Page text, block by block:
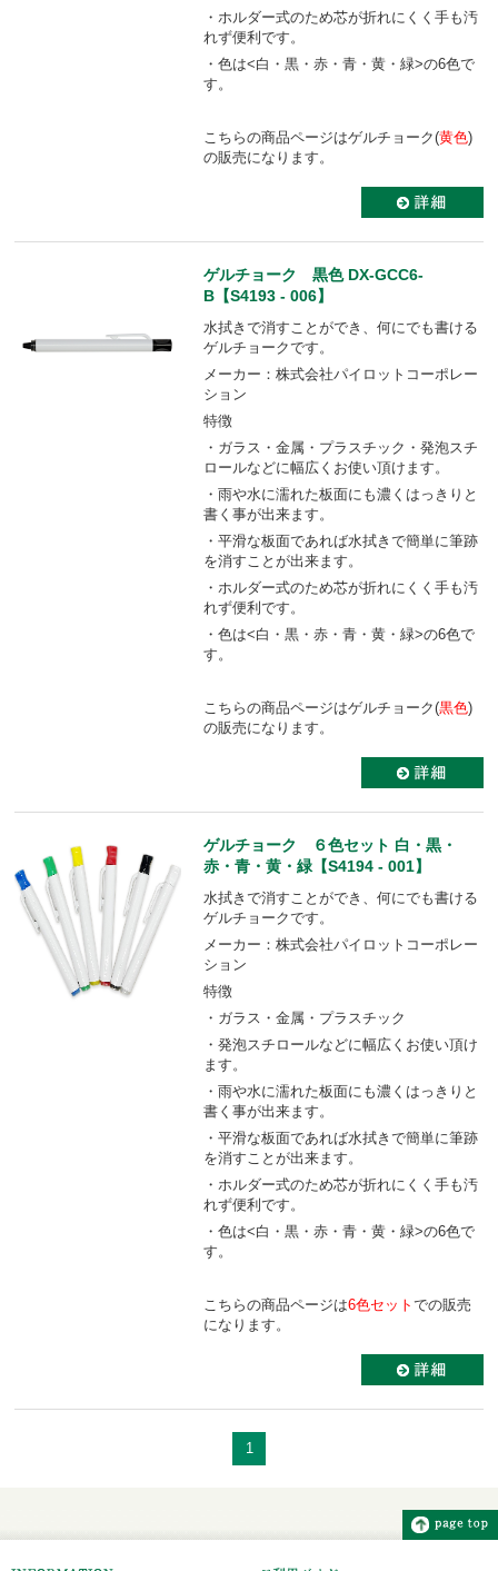
・ホルダー式のため芯が折れにくく手も汚
れず便利です。
・色は<白・黒・赤・青・黄・緑>の6色で
す。
こちらの商品ページはゲルチョーク(黄色)
の販売になります。
ゲルチョーク 黒色 DX-GCC6-
B【S4193 - 006】
水拭きで消すことができ、何にでも書ける
ゲルチョークです。
メーカー：株式会社パイロットコーポレー
ション
特徴
・ガラス・金属・プラスチック・発泡スチ
ロールなどに幅広くお使い頂けます。
・雨や水に濡れた板面にも濃くはっきりと
書く事が出来ます。
・平滑な板面であれば水拭きで簡単に筆跡
を消すことが出来ます。
・ホルダー式のため芯が折れにくく手も汚
れず便利です。
・色は<白・黒・赤・青・黄・緑>の6色で
す。
こちらの商品ページはゲルチョーク(黒色)
の販売になります。
ゲルチョーク ６色セット 白・黒・
赤・青・黄・緑【S4194 - 001】
水拭きで消すことができ、何にでも書ける
ゲルチョークです。
メーカー：株式会社パイロットコーポレー
ション
特徴
・ガラス・金属・プラスチック
・発泡スチロールなどに幅広くお使い頂け
ます。
・雨や水に濡れた板面にも濃くはっきりと
書く事が出来ます。
・平滑な板面であれば水拭きで簡単に筆跡
を消すことが出来ます。
・ホルダー式のため芯が折れにくく手も汚
れず便利です。
・色は<白・黒・赤・青・黄・緑>の6色で
す。
こちらの商品ページは6色セット での販売
になります。
1